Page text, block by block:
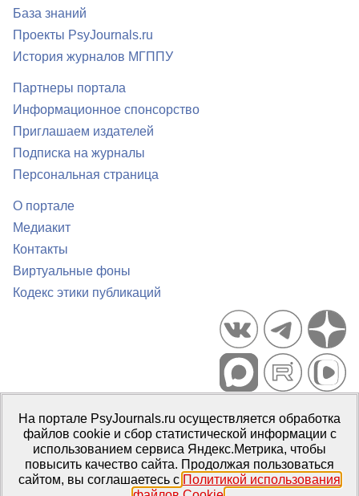
База знаний
Проекты PsyJournals.ru
История журналов МГППУ
Партнеры портала
Информационное спонсорство
Приглашаем издателей
Подписка на журналы
Персональная страница
О портале
Медиакит
Контакты
Виртуальные фоны
Кодекс этики публикаций
Портал психологических изданий PsyJournals.ru, 2007–2026
Правила использования материалов
Свидетельство регистрации СМИЭл № ФС77-66447 от 14 июля
2016 г.
Издатель: ФГБОУ ВО МГППУ
На портале PsyJournals.ru осуществляется обработка
файлов cookie и сбор статистической информации с
использованием сервиса Яндекс.Метрика, чтобы
повысить качество сайта. Продолжая пользоваться
сайтом, вы соглашаетесь с Политикой использования